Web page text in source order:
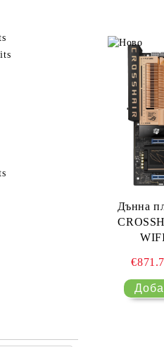
(SO-
и
и SATA
Дънна